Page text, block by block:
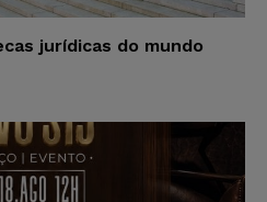
jurídicas do mundo